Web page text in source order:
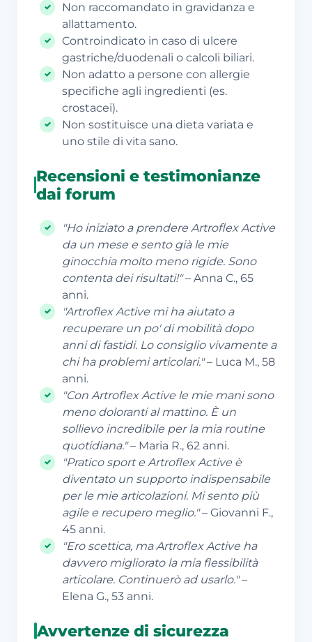
Non raccomandato in gravidanza e
allattamento.
Controindicato in caso di ulcere
gastriche/duodenali o calcoli biliari.
Non adatto a persone con allergie
specifiche agli ingredienti (es.
crostacei).
Non sostituisce una dieta variata e
uno stile di vita sano.
Recensioni e testimonianze
dai forum
"Ho iniziato a prendere Artroflex Active
da un mese e sento già le mie
ginocchia molto meno rigide. Sono
contenta dei risultati!"– Anna C., 65
anni.
"Artroflex Active mi ha aiutato a
recuperare un po' di mobilità dopo
anni di fastidi. Lo consiglio vivamente a
chi ha problemi articolari."– Luca M., 58
anni.
"Con Artroflex Active le mie mani sono
meno doloranti al mattino. È un
sollievo incredibile per la mia routine
quotidiana."– Maria R., 62 anni.
"Pratico sport e Artroflex Active è
diventato un supporto indispensabile
per le mie articolazioni. Mi sento più
agile e recupero meglio."– Giovanni F.,
45 anni.
"Ero scettica, ma Artroflex Active ha
davvero migliorato la mia flessibilità
articolare. Continuerò ad usarlo."–
Elena G., 53 anni.
Avvertenze di sicurezza